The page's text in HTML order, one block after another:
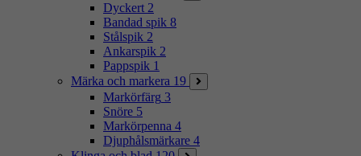
Dyckert 2
Bandad spik 8
Stålspik 2
Ankarspik 2
Pappspik 1
Märka och markera 19
Markörfärg 3
Snöre 5
Markörpenna 4
Djuphålsmärkare 4